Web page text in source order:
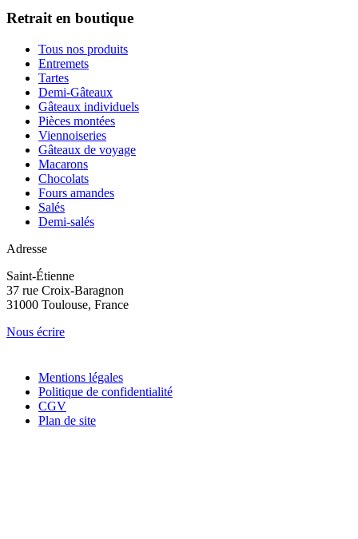
Retrait en boutique
Tous nos produits
Entremets
Tartes
Demi-Gâteaux
Gâteaux individuels
Pièces montées
Viennoiseries
Gâteaux de voyage
Macarons
Chocolats
Fours amandes
Salés
Demi-salés
Adresse
Saint-Étienne
37 rue Croix-Baragnon
31000 Toulouse, France
Nous écrire
Mentions légales
Politique de confidentialité
CGV
Plan de site